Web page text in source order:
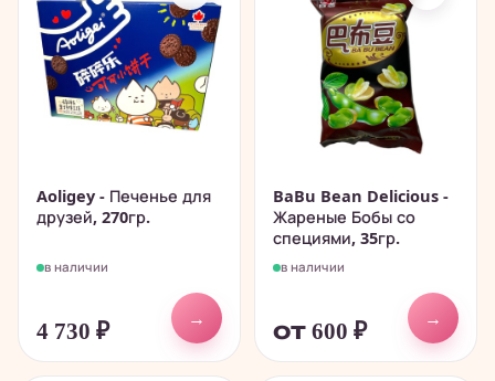
Aoligey - Печенье для
друзей, 270гр.
в наличии
4 730 ₽
→
BaBu Bean Delicious -
Жареные Бобы со
специями, 35гр.
в наличии
от 600 ₽
→